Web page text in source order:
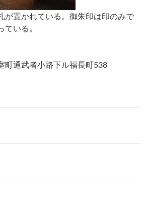
が置かれている。御朱印は印のみで
いる。
町通武者小路下ル福長町538